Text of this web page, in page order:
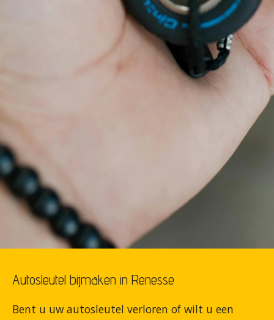
Autosleutel bijmaken in Renesse
Bent u uw autosleutel verloren of wilt u een